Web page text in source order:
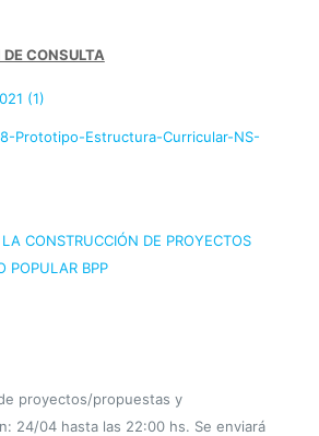
CONSULTA
(1)
Prototipo-Estructura-Curricular-NS-
CONSTRUCCIÓN DE PROYECTOS
POPULAR BPP
proyectos/propuestas y
24/04 hasta las 22:00 hs. Se enviará